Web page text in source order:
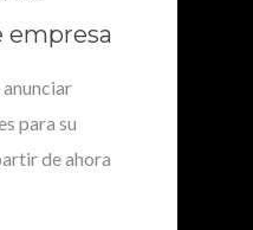
empresa
para su
de ahora